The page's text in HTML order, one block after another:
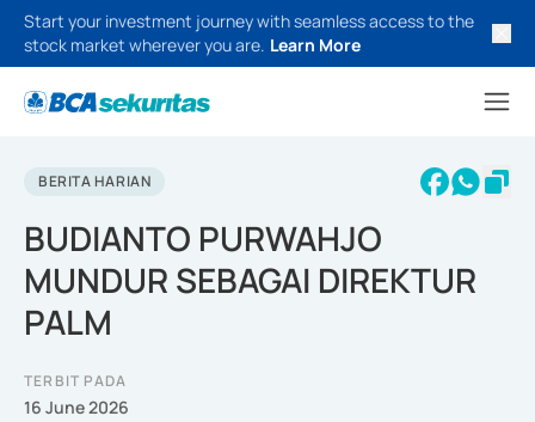
Start your investment journey with seamless access to the
stock market wherever you are. Learn More
BERITA HARIAN
BUDIANTO PURWAHJO
MUNDUR SEBAGAI DIREKTUR
PALM
TERBIT PADA
16 June 2026